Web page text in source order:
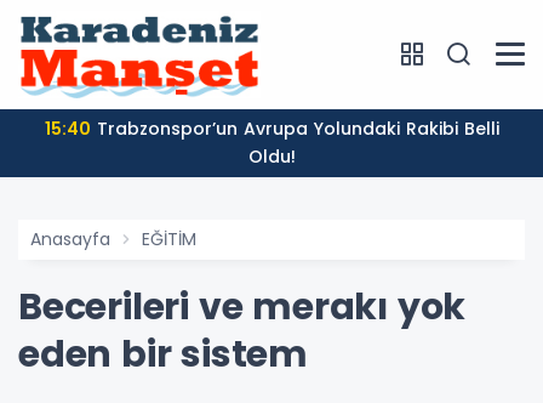
15:40
Oldu!
Anasayfa EĞİTİM
Becerileri ve merakı yok
eden bir sistem